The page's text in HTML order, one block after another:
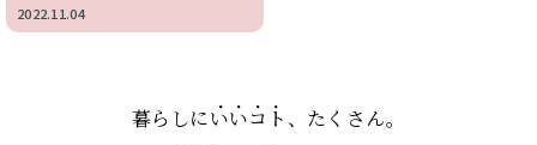
2022.11.04
暮らしにいいコト、たくさん。